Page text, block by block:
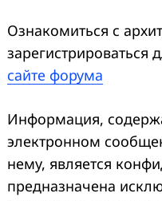
Ознакомиться с
зарегистрироваться
сайте форума
Информация,
электронном
нему, является
предназначена